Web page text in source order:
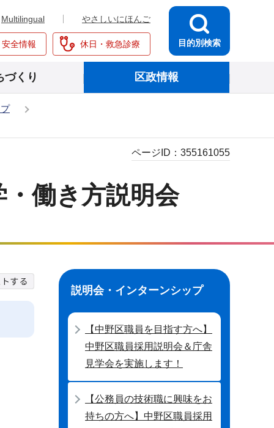
Multilingual やさしいにほんご
全情報 休日・救急診療 目的別検索
づくり 区政情報
・働き方説明会
ページID： 355161055
説明会・インターンシップ
【中野区職員を目指す方へ】
中野区職員採用説明会＆庁舎
見学会を実施します！
【公務員の技術職に興味をお
持ちの方へ】中野区職員採用